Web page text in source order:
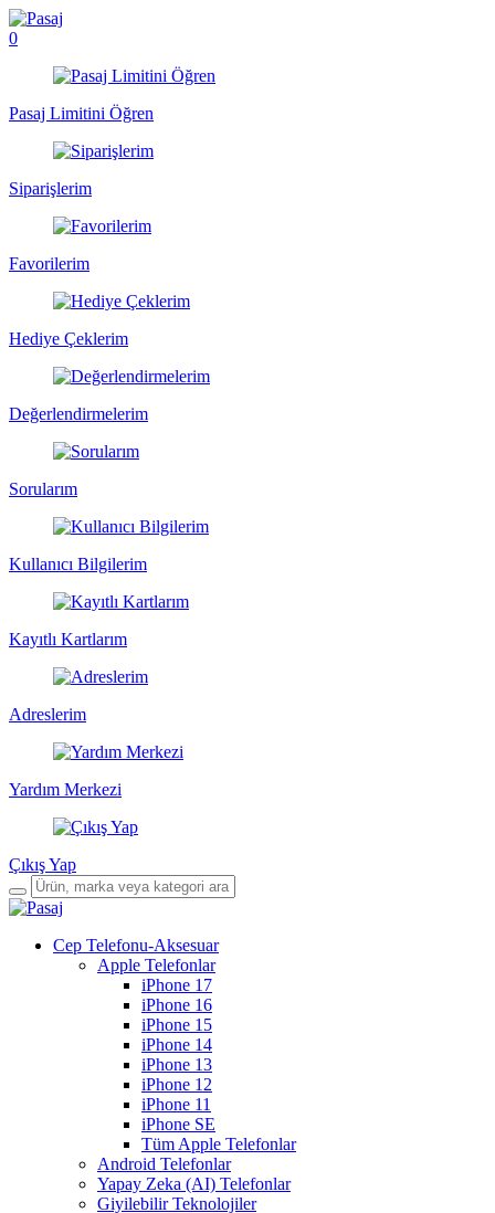
0
Pasaj Limitini Öğren
Siparişlerim
Favorilerim
Hediye Çeklerim
Değerlendirmelerim
Sorularım
Kullanıcı Bilgilerim
Kayıtlı Kartlarım
Adreslerim
Yardım Merkezi
Çıkış Yap
Cep Telefonu-Aksesuar
Apple Telefonlar
iPhone 17
iPhone 16
iPhone 15
iPhone 14
iPhone 13
iPhone 12
iPhone 11
iPhone SE
Tüm Apple Telefonlar
Android Telefonlar
Yapay Zeka (AI) Telefonlar
Giyilebilir Teknolojiler